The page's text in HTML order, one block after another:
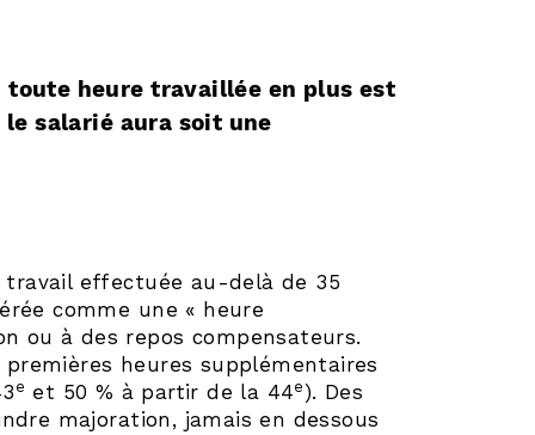
heure travaillée en plus est
salarié aura soit une
travail effectuée au-delà de 35
comme une « heure
ou à des repos compensateurs.
heures supplémentaires
e et 50 % à partir de la 44e). Des
majoration, jamais en dessous